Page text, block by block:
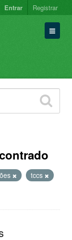
Entrar Registrar
tccs